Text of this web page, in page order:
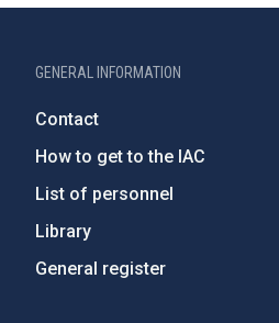
GENERAL INFORMATION
Contact
How to get to the IAC
List of personnel
Library
General register